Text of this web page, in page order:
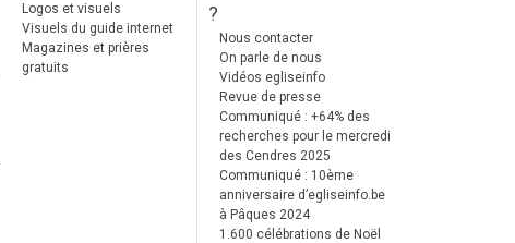
Logos et visuels
Visuels du guide internet
Magazines et prières
gratuits
?
Nous contacter
On parle de nous
Vidéos egliseinfo
Revue de presse
Communiqué : +64% des
recherches pour le mercredi
des Cendres 2025
Communiqué : 10ème
anniversaire d’egliseinfo.be
à Pâques 2024
1.600 célébrations de Noël